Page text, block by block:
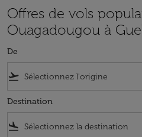
Offres de vols
Ouagadougou à
De
flight_takeoff
Destination
flight_land